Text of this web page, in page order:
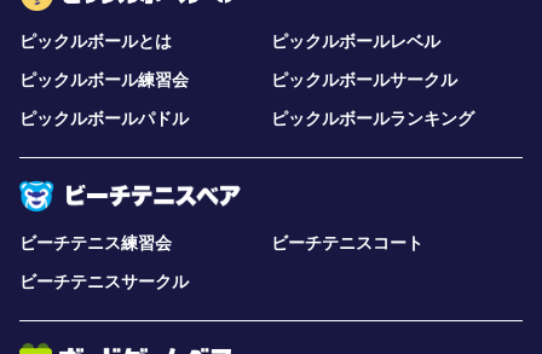
ピックルボールとは
ピックルボールレベル
ピックルボール練習会
ピックルボールサークル
ピックルボールパドル
ピックルボールランキング
ビーチテニス練習会
ビーチテニスコート
ビーチテニスサークル